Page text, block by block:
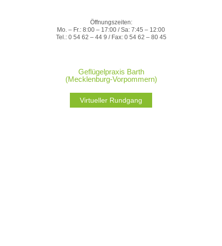
Öffnungszeiten:
Mo. – Fr.: 8:00 – 17:00 / Sa: 7:45 – 12:00
Tel.: 0 54 62 – 44 9 / Fax: 0 54 62 – 80 45
Geflügelpraxis Barth
(Mecklenburg-Vorpommern)
Virtueller Rundgang